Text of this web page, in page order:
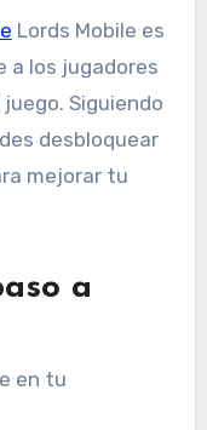
Lords Mobile es
a los jugadores
Siguiendo
desbloquear
mejorar tu
a
en tu